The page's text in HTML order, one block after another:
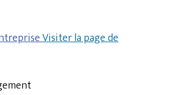
Visiter la page de